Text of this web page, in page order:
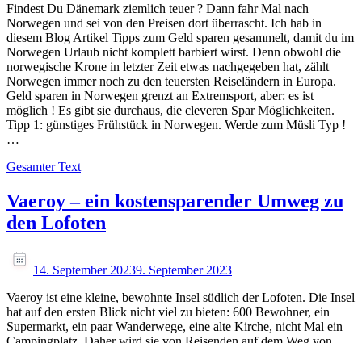
Findest Du Dänemark ziemlich teuer ? Dann fahr Mal nach
Norwegen und sei von den Preisen dort überrascht. Ich hab in
diesem Blog Artikel Tipps zum Geld sparen gesammelt, damit du im
Norwegen Urlaub nicht komplett barbiert wirst. Denn obwohl die
norwegische Krone in letzter Zeit etwas nachgegeben hat, zählt
Norwegen immer noch zu den teuersten Reiseländern in Europa.
Geld sparen in Norwegen grenzt an Extremsport, aber: es ist
möglich ! Es gibt sie durchaus, die cleveren Spar Möglichkeiten.
Tipp 1: günstiges Frühstück in Norwegen. Werde zum Müsli Typ !
…
Gesamter Text
Vaeroy – ein kostensparender Umweg zu
den Lofoten
14. September 20239. September 2023
Vaeroy ist eine kleine, bewohnte Insel südlich der Lofoten. Die Insel
hat auf den ersten Blick nicht viel zu bieten: 600 Bewohner, ein
Supermarkt, ein paar Wanderwege, eine alte Kirche, nicht Mal ein